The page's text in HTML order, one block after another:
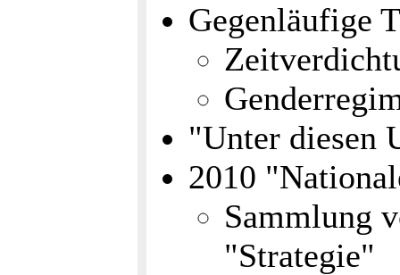
Gegenläufige
"Unter diesen
2010
Sammlung
"Strategie"